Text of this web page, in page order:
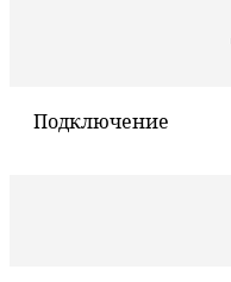
Подключение